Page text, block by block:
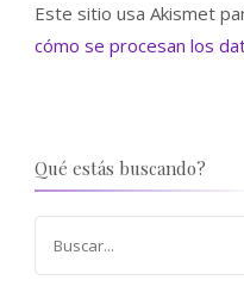
Este sitio usa Akismet
cómo se procesan los
Qué estás buscando?